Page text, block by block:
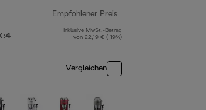
€
Empfohlener Preis
Originalpreis 244,90 €
Inklusive MwSt.-Betrag
von 22,19 € ( 19%)
Vergleichen